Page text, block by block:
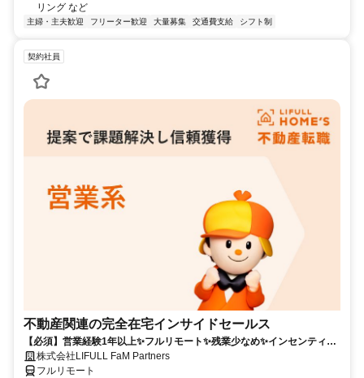
リング など
主婦・主夫歓迎 フリーター歓迎 大量募集 交通費支給 シフト制
契約社員
不動産関連の完全在宅インサイドセールス
【必須】営業経験1年以上✨フルリモート✨残業少なめ✨インセンティブ
有 株式会社LIFULL FaM Partners
フルリモート